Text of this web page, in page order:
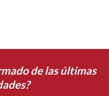
de las últimas